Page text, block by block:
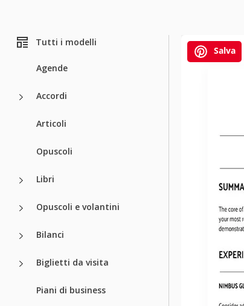
Tutti i modelli
Agende
Accordi
Articoli
Opuscoli
Libri
Opuscoli e volantini
Bilanci
Biglietti da visita
Piani di business
Salva